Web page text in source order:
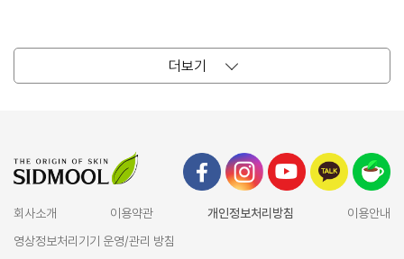
더보기
회사소개 이용약관 개인정보처리방침
이용안내
영상정보처리기기 운영/관리 방침